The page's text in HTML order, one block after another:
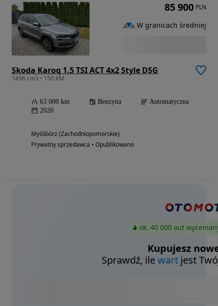
Skoda Karoq 1.5 TSI ACT 4x2 Style DSG
1498 cm3 • 150 KM
63 000 km Benzyna
Automatyczna
2020
Myślibórz (Zachodniopomorskie)
Prywatny sprzedawca • Opublikowano
85 900 PLN
W granicach średniej
ok. 40 000 aut
Kupujesz
Sprawdź, ilewart jest